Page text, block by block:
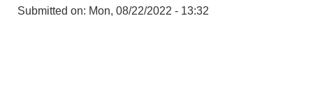
Submitted on: Mon, 08/22/2022 - 13:32